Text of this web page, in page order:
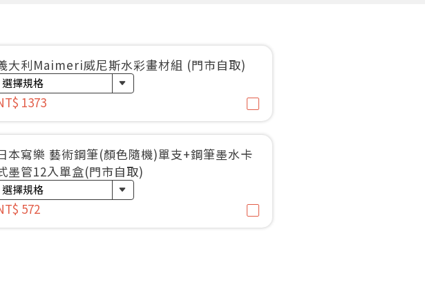
大利Maimeri威尼斯水彩畫材組 (門市自取)
1373
本寫樂 藝術鋼筆(顏色隨機)單支+鋼筆墨水卡
墨管12入單盒(門市自取)
572